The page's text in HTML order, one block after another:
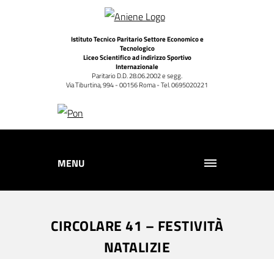
Istituto Tecnico Paritario Settore Economico e
Tecnologico
Liceo Scientifico ad indirizzo Sportivo
Internazionale
Paritario D.D. 28.06.2002 e segg.
Via Tiburtina, 994 - 00156 Roma - Tel. 0695020221
MENU
CIRCOLARE 41 – FESTIVITÀ
NATALIZIE